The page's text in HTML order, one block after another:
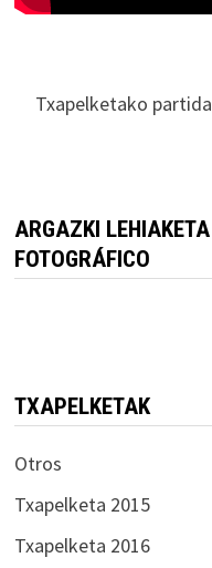
Txapelketako
ARGAZKI
FOTOGRÁFICO
TXAPELKETAK
Otros
Txapelketa 2015
Txapelketa 2016